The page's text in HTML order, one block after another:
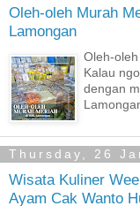
Oleh-oleh Murah
Lamongan
Oleh-oleh
Kalau
dengan
Thursday, 26
Wisata Kuliner
Ayam Cak Wanto